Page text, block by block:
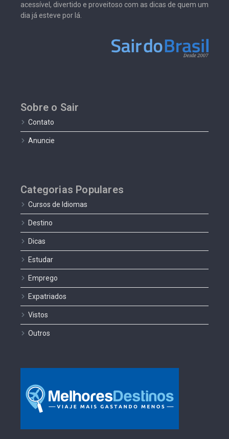
acessível, divertido e proveitoso com as dicas de quem um
dia já esteve por lá.
Sobre o Sair
Contato
Anuncie
Categorias Populares
Cursos de Idiomas
Destino
Dicas
Estudar
Emprego
Expatriados
Vistos
Outros